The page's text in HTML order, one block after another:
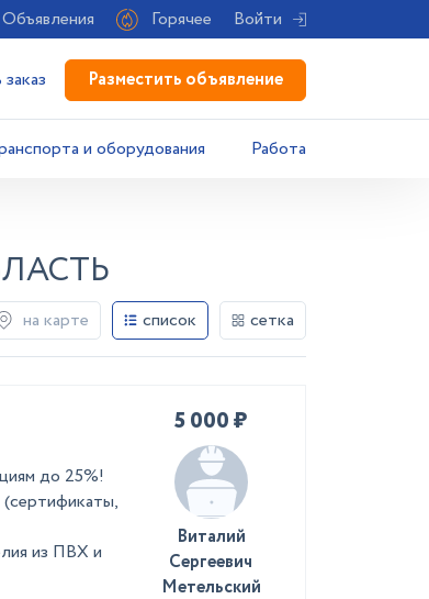
Объявления Горячее Войти
Разместить объявление
и оборудования Работа
на карте список сетка
до 25%!
из ПВХ и
5 000 ₽
Виталий
Сергеевич
Метельский